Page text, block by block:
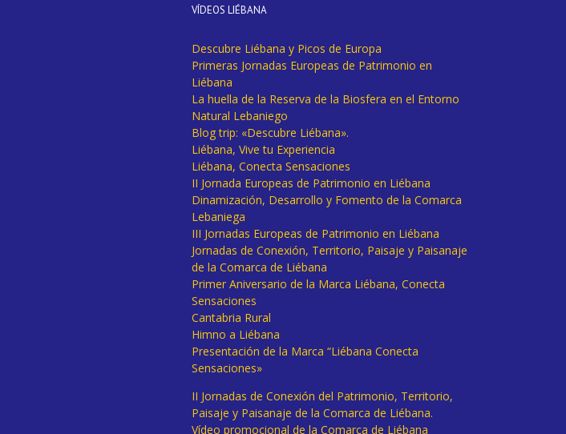
VÍDEOS LIÉBANA
Descubre Liébana y Picos de Europa
Primeras Jornadas Europeas de Patrimonio en
Liébana
La huella de la Reserva de la Biosfera en el Entorno
Natural Lebaniego
Blog trip: «Descubre Liébana».
Liébana, Vive tu Experiencia
Liébana, Conecta Sensaciones
II Jornada Europeas de Patrimonio en Liébana
Dinamización, Desarrollo y Fomento de la Comarca
Lebaniega
III Jornadas Europeas de Patrimonio en Liébana
Jornadas de Conexión, Territorio, Paisaje y Paisanaje
de la Comarca de Liébana
Primer Aniversario de la Marca Liébana, Conecta
Sensaciones
Cantabria Rural
Himno a Liébana
Presentación de la Marca “Liébana Conecta
Sensaciones»
II Jornadas de Conexión del Patrimonio, Territorio,
Paisaje y Paisanaje de la Comarca de Liébana.
Vídeo promocional de la Comarca de Liébana